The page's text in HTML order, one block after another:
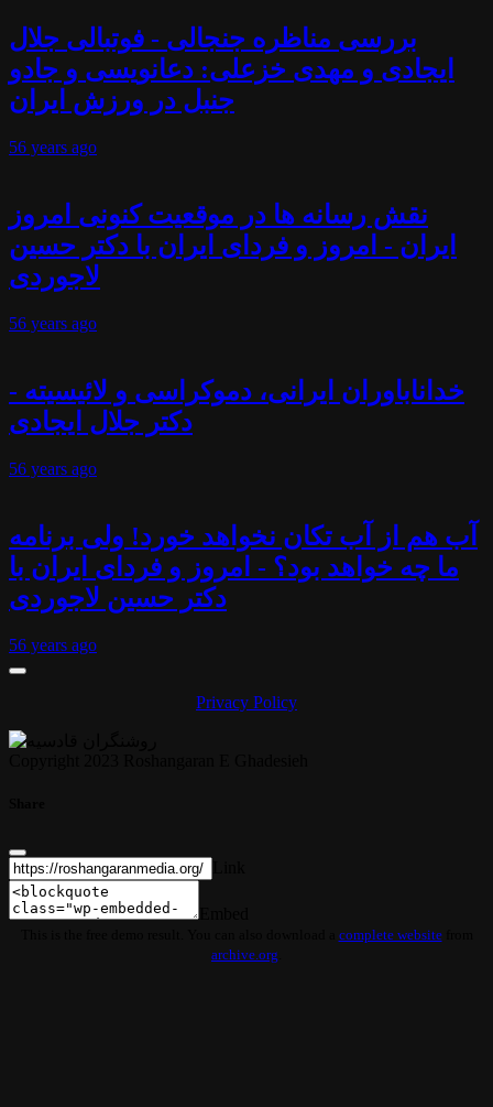
بررسی مناظره جنجالی - فوتبالی جلال
ایجادی و مهدی خزعلی: دعانویسی و جادو
جنبل در ورزش ایران
56 years ago
نقش رسانه ها در موقعیت کنونی امروز
ایران - امروز و فردای ایران با دکتر حسین
لاجوردی
56 years ago
خداناباوران ایرانی، دموکراسی و لائیسیته -
دکتر جلال ایجادی
56 years ago
آب هم از آب تکان نخواهد خورد! ولی برنامه
ما چه خواهد بود؟ - امروز و فردای ایران با
دکتر حسین لاجوردی
56 years ago
Privacy Policy
complete websitefrom
archive.org